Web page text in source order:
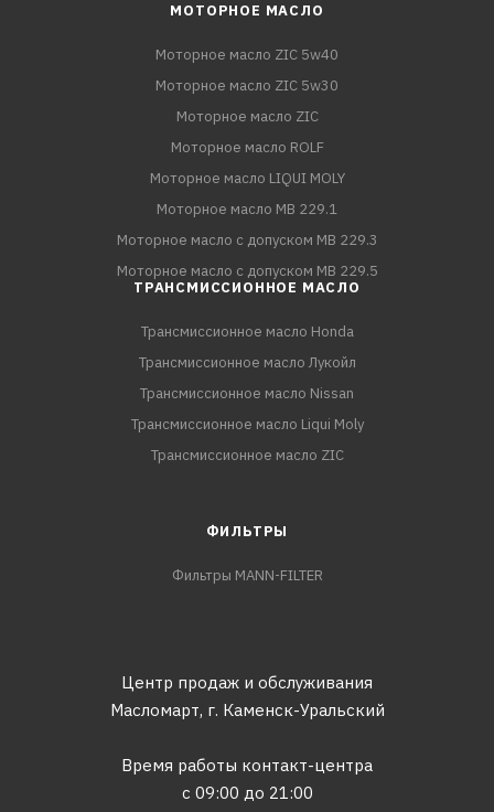
МОТОРНОЕ МАСЛО
Моторное масло ZIC 5w40
Моторное масло ZIC 5w30
Моторное масло ZIC
Моторное масло ROLF
Моторное масло LIQUI MOLY
Моторное масло MB 229.1
Моторное масло с допуском MB 229.3
Моторное масло с допуском MB 229.5
ТРАНСМИССИОННОЕ МАСЛО
Трансмиссионное масло Honda
Трансмиссионное масло Лукойл
Трансмиссионное масло Nissan
Трансмиссионное масло Liqui Moly
Трансмиссионное масло ZIC
ФИЛЬТРЫ
Фильтры MANN-FILTER
Центр продаж и обслуживания
Масломарт, г. Каменск-Уральский
Время работы контакт-центра
с 09:00 до 21:00